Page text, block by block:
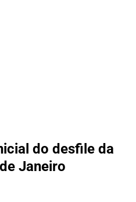
do desfile da
Janeiro